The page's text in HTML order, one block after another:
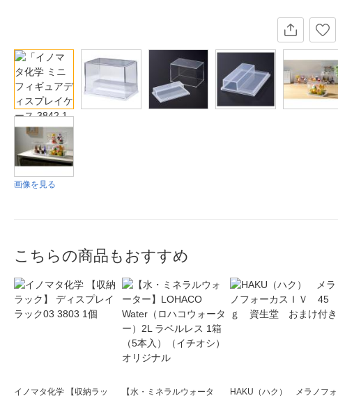
画像を見る
こちらの商品もおすすめ
イノマタ化学 【収納ラッ
【水・ミネラルウォータ
HAKU（ハク） メラノフォ